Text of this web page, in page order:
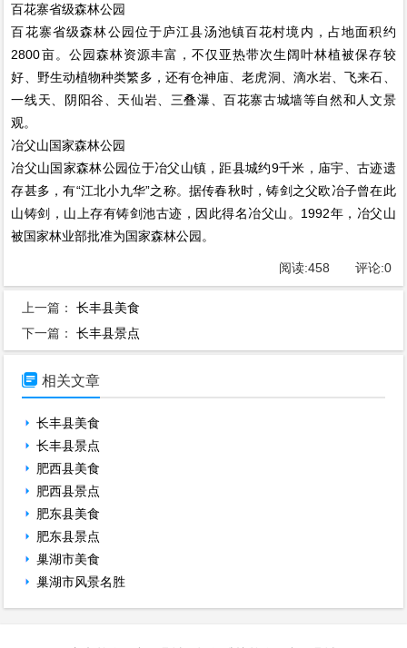
百花寨省级森林公园
百花寨省级森林公园位于庐江县汤池镇百花村境内，占地面积约
2800亩。公园森林资源丰富，不仅亚热带次生阔叶林植被保存较
好、野生动植物种类繁多，还有仓神庙、老虎洞、滴水岩、飞来石、
一线天、阴阳谷、天仙岩、三叠瀑、百花寨古城墙等自然和人文景
观。
冶父山国家森林公园
冶父山国家森林公园位于冶父山镇，距县城约9千米，庙宇、古迹遗
存甚多，有“江北小九华”之称。据传春秋时，铸剑之父欧冶子曾在此
山铸剑，山上存有铸剑池古迹，因此得名冶父山。1992年，冶父山
被国家林业部批准为国家森林公园。
阅读:458 评论:0
上一篇：长丰县美食
下一篇：长丰县景点
 相关文章
长丰县美食
长丰县景点
肥西县美食
肥西县景点
肥东县美食
肥东县景点
巢湖市美食
巢湖市风景名胜